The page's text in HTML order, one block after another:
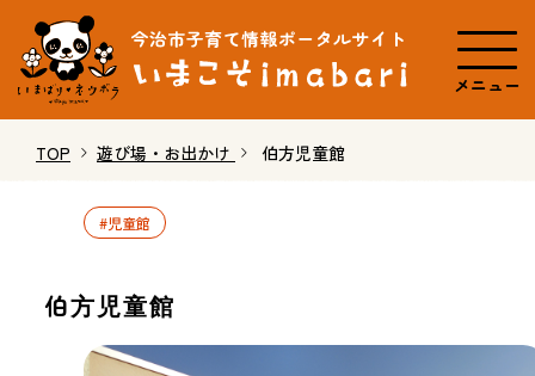
メニュー
TOP 遊び場・お出かけ 伯方児童館
#児童館
伯方児童館